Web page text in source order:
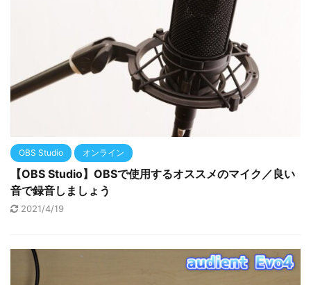
OBS Studio オンライン
【OBS Studio】OBSで使用するオススメのマイク／良い
音で録音しましょう
2021/4/19